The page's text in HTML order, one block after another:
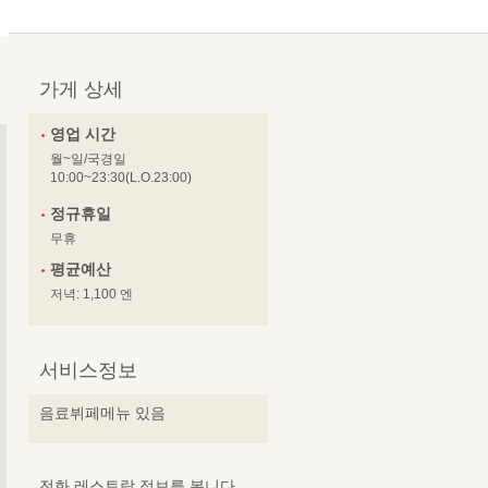
가게 상세
영업 시간
월~일/국경일
10:00~23:30(L.O.23:00)
정규휴일
무휴
평균예산
저녁: 1,100 엔
서비스정보
음료뷔페메뉴 있음